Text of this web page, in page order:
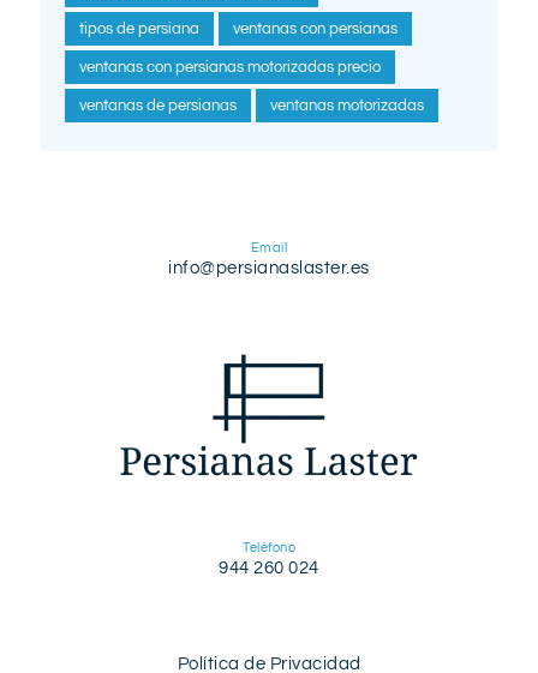
tipos de persiana ventanas con persianas
ventanas con persianas motorizadas precio
ventanas de persianas ventanas motorizadas
Email
info@persianaslaster.es
Teléfono
944 260 024
Política de Privacidad